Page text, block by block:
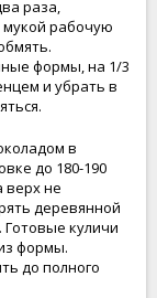
раза,
рабочую
формы, на 1/3
и убрать в
в
до 180-190
верх не
деревянной
куличи
формы.
до полного